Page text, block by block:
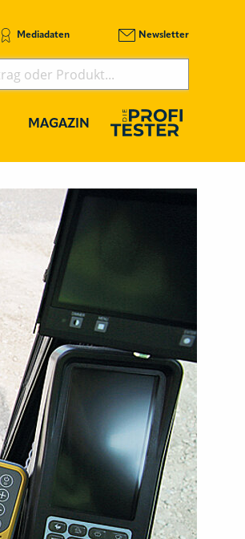
Mediadaten Newsletter
MAGAZIN